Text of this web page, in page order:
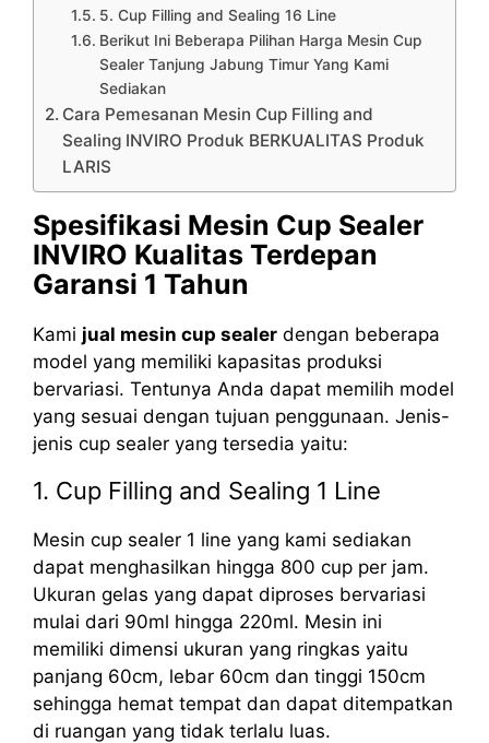
5. Cup Filling and Sealing 16 Line
Berikut Ini Beberapa Pilihan Harga Mesin Cup
Sealer Tanjung Jabung Timur Yang Kami
Sediakan
Cara Pemesanan Mesin Cup Filling and
Sealing INVIRO Produk BERKUALITAS Produk
LARIS
Spesifikasi Mesin Cup Sealer
INVIRO Kualitas Terdepan
Garansi 1 Tahun
Kami jual mesin cup sealer dengan beberapa
model yang memiliki kapasitas produksi
bervariasi. Tentunya Anda dapat memilih model
yang sesuai dengan tujuan penggunaan. Jenis-
jenis cup sealer yang tersedia yaitu:
1. Cup Filling and Sealing 1 Line
Mesin cup sealer 1 line yang kami sediakan
dapat menghasilkan hingga 800 cup per jam.
Ukuran gelas yang dapat diproses bervariasi
mulai dari 90ml hingga 220ml. Mesin ini
memiliki dimensi ukuran yang ringkas yaitu
panjang 60cm, lebar 60cm dan tinggi 150cm
sehingga hemat tempat dan dapat ditempatkan
di ruangan yang tidak terlalu luas.